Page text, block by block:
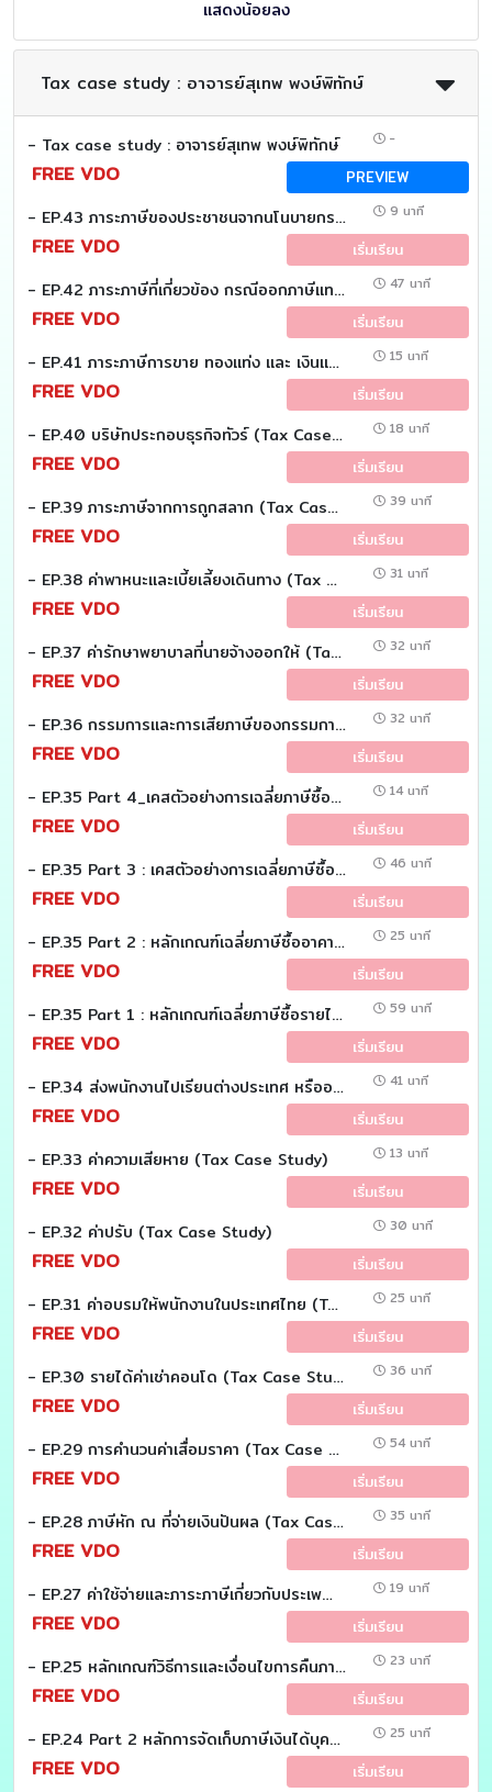
แสดงน้อยลง
Tax case study : อาจารย์สุเทพ พงษ์พิทักษ์
- Tax case study : อาจารย์สุเทพ พงษ์พิทักษ์ -
FREE VDO PREVIEW
- EP.43 ภาระภาษีของประชาชนจากนโนบายกระตุ้นเศรษฐกิจ (Tax Case study) 9 นาที
FREE VDO เริ่มเรียน
- EP.42 ภาระภาษีที่เกี่ยวข้อง กรณีออกภาษีแทนผู้มีเงินได้ (Tax Case study) 47 นาที
FREE VDO เริ่มเรียน
- EP.41 ภาระภาษีการขาย ทองแท่ง และ เงินแท่ง (Tax Case study) 15 นาที
FREE VDO เริ่มเรียน
- EP.40 บริษัทประกอบธุรกิจทัวร์ (Tax Case study) 18 นาที
FREE VDO เริ่มเรียน
- EP.39 ภาระภาษีจากการถูกสลาก (Tax Case study) 39 นาที
FREE VDO เริ่มเรียน
- EP.38 ค่าพาหนะและเบี้ยเลี้ยงเดินทาง (Tax Case study) 31 นาที
FREE VDO เริ่มเรียน
- EP.37 ค่ารักษาพยาบาลที่นายจ้างออกให้ (Tax Case study) 32 นาที
FREE VDO เริ่มเรียน
- EP.36 กรรมการและการเสียภาษีของกรรมการ (Tax Case study) 32 นาที
FREE VDO เริ่มเรียน
- EP.35 Part 4_เคสตัวอย่างการเฉลี่ยภาษีซื้อ (อาคาร) (Tax case study) 14 นาที
FREE VDO เริ่มเรียน
- EP.35 Part 3 : เคสตัวอย่างการเฉลี่ยภาษีซื้อ รายได้ (Tax Case study) 46 นาที
FREE VDO เริ่มเรียน
- EP.35 Part 2 : หลักเกณฑ์เฉลี่ยภาษีซื้ออาคาร (Tax Case study) 25 นาที
FREE VDO เริ่มเรียน
- EP.35 Part 1 : หลักเกณฑ์เฉลี่ยภาษีซื้อรายได้ (Tax Case study) 59 นาที
FREE VDO เริ่มเรียน
- EP.34 ส่งพนักงานไปเรียนต่างประเทศ หรืออบรมกับบริษัทต่างประเทศ (Tax Case Study) 41 นาที
FREE VDO เริ่มเรียน
- EP.33 ค่าความเสียหาย (Tax Case Study) 13 นาที
FREE VDO เริ่มเรียน
- EP.32 ค่าปรับ (Tax Case Study) 30 นาที
FREE VDO เริ่มเรียน
- EP.31 ค่าอบรมให้พนักงานในประเทศไทย (Tax Case Study) 25 นาที
FREE VDO เริ่มเรียน
- EP.30 รายได้ค่าเช่าคอนโด (Tax Case Study) 36 นาที
FREE VDO เริ่มเรียน
- EP.29 การคำนวนค่าเสื่อมราคา (Tax Case Study) 54 นาที
FREE VDO เริ่มเรียน
- EP.28 ภาษีหัก ณ ที่จ่ายเงินปันผล (Tax Case Study) 35 นาที
FREE VDO เริ่มเรียน
- EP.27 ค่าใช้จ่ายเเละภาระภาษีเกี่ยวกับประเพณีสงกรานต์ (Tax Case study) 19 นาที
FREE VDO เริ่มเรียน
- EP.25 หลักเกณฑ์วิธีการและเงื่อนไขการคืนภาษี (Tax Case study) 23 นาที
FREE VDO เริ่มเรียน
- EP.24 Part 2 หลักการจัดเก็บภาษีเงินได้บุคคลธรรมดา มาตรา 41 (Tax Case study) 25 นาที
FREE VDO เริ่มเรียน